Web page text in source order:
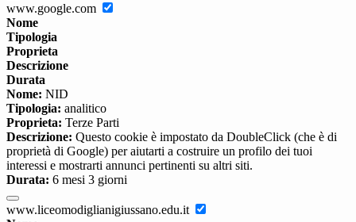
www.google.com
Nome
Tipologia
Proprieta
Descrizione
Durata
Nome: NID
Tipologia: analitico
Proprieta: Terze Parti
Descrizione: Questo cookie è impostato da DoubleClick (che è di
proprietà di Google) per aiutarti a costruire un profilo dei tuoi
interessi e mostrarti annunci pertinenti su altri siti.
Durata: 6 mesi 3 giorni
www.liceomodiglianigiussano.edu.it